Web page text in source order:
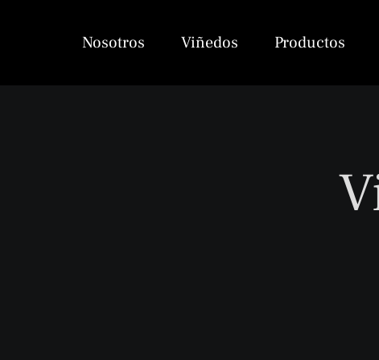
Nosotros Viñedos Productos